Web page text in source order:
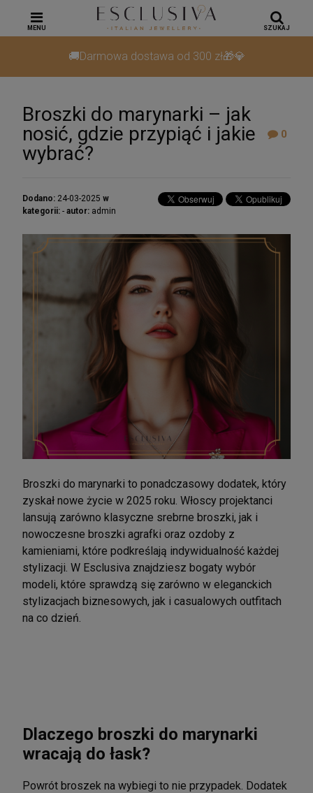
🚚Darmowa dostawa od 300 zł🎁💎
MENU SZUKAJ
Broszki do marynarki – jak
nosić, gdzie przypiąć i jakie
wybrać?
0
Dodano: 24-03-2025 w
kategorii: - autor: admin
Broszki do marynarki to ponadczasowy dodatek, który
zyskał nowe życie w 2025 roku. Włoscy projektanci
lansują zarówno klasyczne srebrne broszki, jak i
nowoczesne broszki agrafki oraz ozdoby z
kamieniami, które podkreślają indywidualność każdej
stylizacji. W Esclusiva znajdziesz bogaty wybór
modeli, które sprawdzą się zarówno w eleganckich
stylizacjach biznesowych, jak i casualowych outfitach
na co dzień.
Dlaczego broszki do marynarki
wracają do łask?
Powrót broszek na wybiegi to nie przypadek. Dodatek